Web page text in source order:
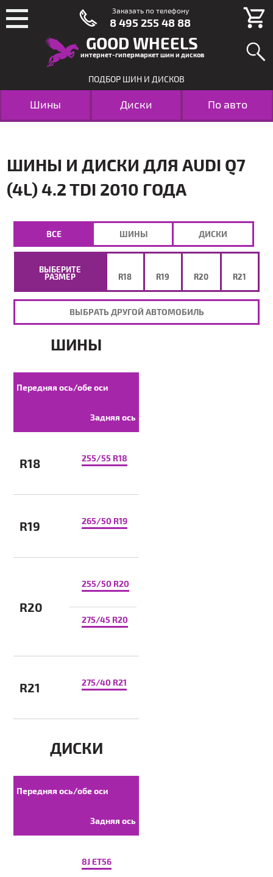
GOOD WHEELS
интернет-гипермаркет шин и дисков
ПОДБОР ШИН И ДИСКОВ
Шины Диски По авто
ШИНЫ И ДИСКИ ДЛЯ AUDI Q7
(4L) 4.2 TDI 2010 ГОДА
ВЫБЕРИТЕ
РАЗМЕР
R18 R19 R20 R21
ВЫБРАТЬ ДРУГОЙ АВТОМОБИЛЬ
ВСЕ ШИНЫ ДИСКИ
ШИНЫ
Передняя ось/обе оси
Задняя ось
R18 255/55 R18
R19 265/50 R19
R20
255/50 R20
275/45 R20
R21 275/40 R21
ДИСКИ
Передняя ось/обе оси
Задняя ось
8J ET56
Заказать по телефону
8 495 255 48 88